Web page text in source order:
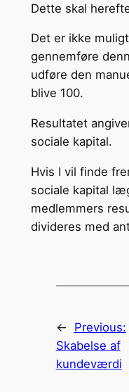
Dette skal
Det er ikke
gennemføre
udføre den
blive 100.
Resultatet
sociale kapital.
Hvis I vil finde
sociale kapital
medlemmers
divideres med
←
Previous:
Skabelse af
kundeværdi